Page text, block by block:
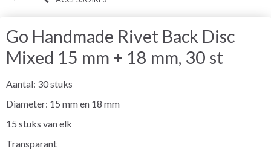
Go Handmade Rivet Back Disc
Mixed 15 mm + 18 mm, 30 st
Aantal: 30 stuks
Diameter: 15 mm en 18 mm
15 stuks van elk
Transparant